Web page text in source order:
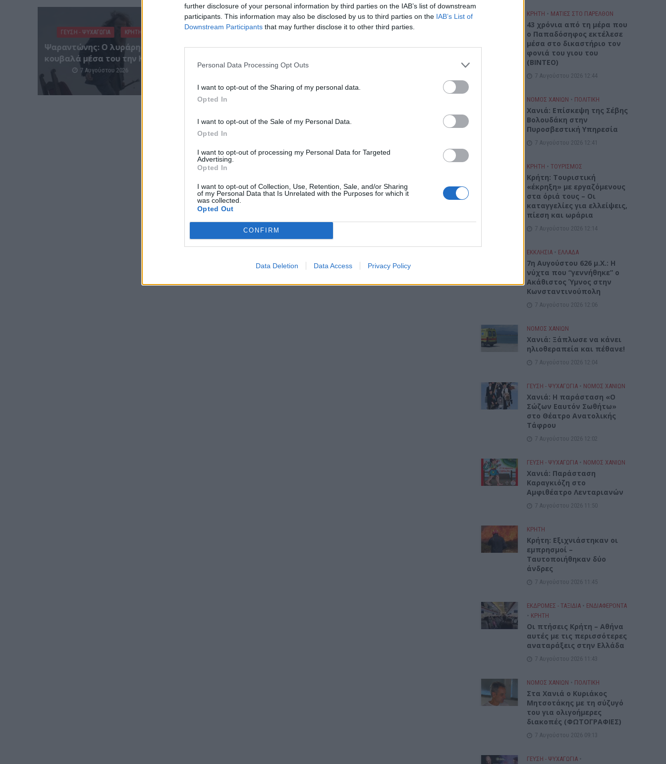
further disclosure of your personal information by third parties on the IAB’s list of downstream
participants. This information may also be disclosed by us to third parties on the IAB’s List of
Downstream Participants that may further disclose it to other third parties.
Personal Data Processing Opt Outs
I want to opt-out of the Sharing of my personal data.
Opted In
I want to opt-out of the Sale of my Personal Data.
Opted In
I want to opt-out of processing my Personal Data for Targeted
Advertising.
Opted In
I want to opt-out of Collection, Use, Retention, Sale, and/or Sharing
of my Personal Data that Is Unrelated with the Purposes for which it
was collected.
Opted Out
CONFIRM
Data Deletion Data Access Privacy Policy
ΓΕΎΣΗ - ΨΥΧΑΓΩΓΊΑ ΚΡΗΤΗ
Ψαραντώνης: Ο λυράρης που
κουβαλά μέσα του την Κρήτη
7 Αυγούστου 2026
ΑΓΡΟΤΙΚΑ ΝΕΟΙ ΟΡΙΖΟΝΤΕΣ
– Πώς τα ελαιοτριβεία τούς
χάος
ΓΕΎΣΗ - ΨΥΧΑΓΩΓΊΑ
ΚΡΗΤΗ • ΜΑΤΙΕΣ ΣΤΟ ΠΑΡΕΛΘΟΝ
43 χρόνια από τη μέρα που
ο Παπαδόσηφος εκτέλεσε
μέσα στο δικαστήριο τον
φονιά του γιου του
(ΒΙΝΤΕΟ)
7 Αυγούστου 2026 12:44
ΝΟΜΌΣ ΧΑΝΊΩΝ • ΠΟΛΙΤΙΚΗ
Xανιά: Επίσκεψη της Σέβης
Βολουδάκη στην
Πυροσβεστική Υπηρεσία
7 Αυγούστου 2026 12:41
ΚΡΗΤΗ • ΤΟΥΡΙΣΜΟΣ
Κρήτη: Τουριστική
«έκρηξη» με εργαζόμενους
στα όριά τους – Οι
καταγγελίες για ελλείψεις,
πίεση και ωράρια
7 Αυγούστου 2026 12:14
ΕΚΚΛΗΣΙΑ • ΕΛΛΑΔΑ
7η Αυγούστου 626 μ.Χ.: Η
νύχτα που “γεννήθηκε” ο
Ακάθιστος Ύμνος στην
Κωνσταντινούπολη
7 Αυγούστου 2026 12:06
ΝΟΜΌΣ ΧΑΝΊΩΝ
Χανιά: Ξάπλωσε να κάνει
ηλιοθεραπεία και πέθανε!
7 Αυγούστου 2026 12:04
ΓΕΎΣΗ - ΨΥΧΑΓΩΓΊΑ • ΝΟΜΌΣ ΧΑΝΊΩΝ
Χανιά: Η παράσταση «Ο
Σώζων Εαυτόν Σωθήτω»
στο Θέατρο Ανατολικής
Τάφρου
7 Αυγούστου 2026 12:02
ΓΕΎΣΗ - ΨΥΧΑΓΩΓΊΑ • ΝΟΜΌΣ ΧΑΝΊΩΝ
Xανιά: Παράσταση
Καραγκιόζη στο
Αμφιθέατρο Λενταριανών
7 Αυγούστου 2026 11:50
ΚΡΗΤΗ
Κρήτη: Εξιχνιάστηκαν οι
εμπρησμοί –
Ταυτοποιήθηκαν δύο
άνδρες
7 Αυγούστου 2026 11:45
ΕΚΔΡΟΜΈΣ - ΤΑΞΊΔΙΑ • ΕΝΔΙΑΦΕΡΟΝΤΑ
• ΚΡΗΤΗ
Οι πτήσεις Κρήτη – Αθήνα
αυτές με τις περισσότερες
αναταράξεις στην Ελλάδα
7 Αυγούστου 2026 11:43
ΝΟΜΌΣ ΧΑΝΊΩΝ • ΠΟΛΙΤΙΚΗ
Στα Χανιά ο Κυριάκος
Μητσοτάκης με τη σύζυγό
του για ολιγοήμερες
διακοπές (ΦΩΤΟΓΡΑΦΙΕΣ)
7 Αυγούστου 2026 09:13
ΓΕΎΣΗ - ΨΥΧΑΓΩΓΊΑ •